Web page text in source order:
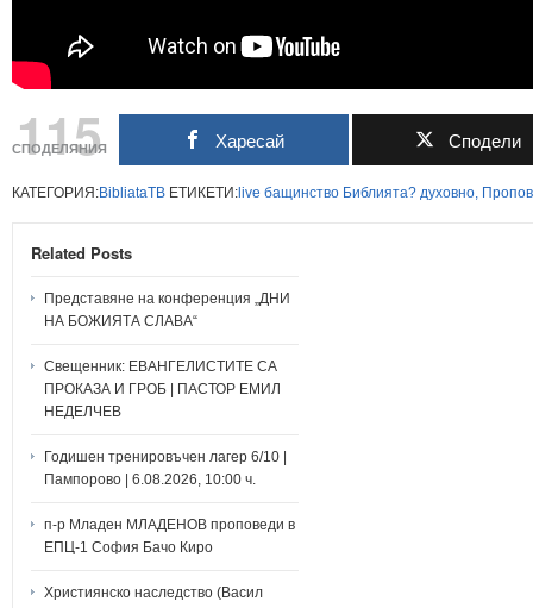
115
СПОДЕЛЯНИЯ Харесай Сподели
КАТЕГОРИЯ:BibliataTB ЕТИКЕТИ:live бащинство Библията? духовно,
Related Posts
Представяне на конференция „ДНИ
НА БОЖИЯТА СЛАВА“
Свещенник: ЕВАНГЕЛИСТИТЕ СА
ПРОКАЗА И ГРОБ | ПАСТОР ЕМИЛ
НЕДЕЛЧЕВ
Годишен тренировъчен лагер 6/10 |
Пампорово | 6.08.2026, 10:00 ч.
п-р Младен МЛАДЕНОВ проповеди в
ЕПЦ-1 София Бачо Киро
Християнско наследство (Васил